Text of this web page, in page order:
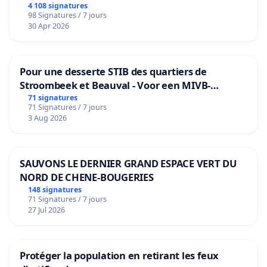
4 108 signatures
98 Signatures / 7 jours
30 Apr 2026
Pour une desserte STIB des quartiers de
Stroombeek et Beauval - Voor een MIVB-
bediening van de wijken Strombeek en Het
Voor
71 signatures
71 Signatures / 7 jours
3 Aug 2026
SAUVONS LE DERNIER GRAND ESPACE VERT DU
NORD DE CHENE-BOUGERIES
148 signatures
71 Signatures / 7 jours
27 Jul 2026
Protéger la population en retirant les feux